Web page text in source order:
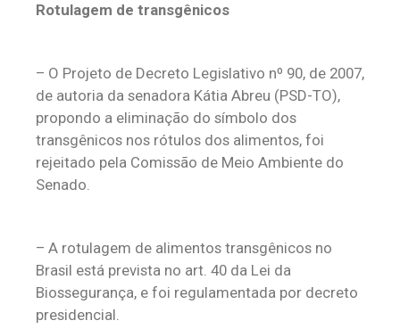
Rotulagem de transgênicos
– O Projeto de Decreto Legislativo nº 90, de 2007,
de autoria da senadora Kátia Abreu (PSD-TO),
propondo a eliminação do símbolo dos
transgênicos nos rótulos dos alimentos, foi
rejeitado pela Comissão de Meio Ambiente do
Senado.
– A rotulagem de alimentos transgênicos no
Brasil está prevista no art. 40 da Lei da
Biossegurança, e foi regulamentada por decreto
presidencial.